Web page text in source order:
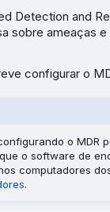
Detection and
sobre ameaças
configurar o
o MDR
o software de
computadores
.